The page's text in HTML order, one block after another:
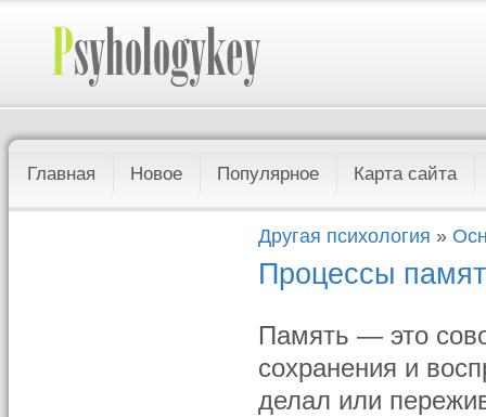
Главная Новое Популярное Карта сайта
Другая психология »
Процессы
Память — это
сохранения и
делал или